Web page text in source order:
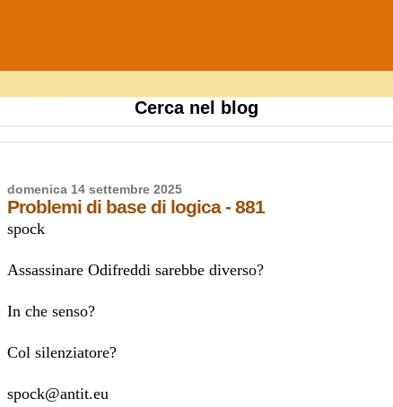
Cerca nel blog
domenica 14 settembre 2025
Problemi di base di logica - 881
spock
Assassinare Odifreddi sarebbe diverso?
In che senso?
Col silenziatore?
spock@antit.eu